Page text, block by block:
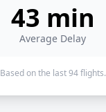
43 min
Average Delay
Based on the last 94 flights.